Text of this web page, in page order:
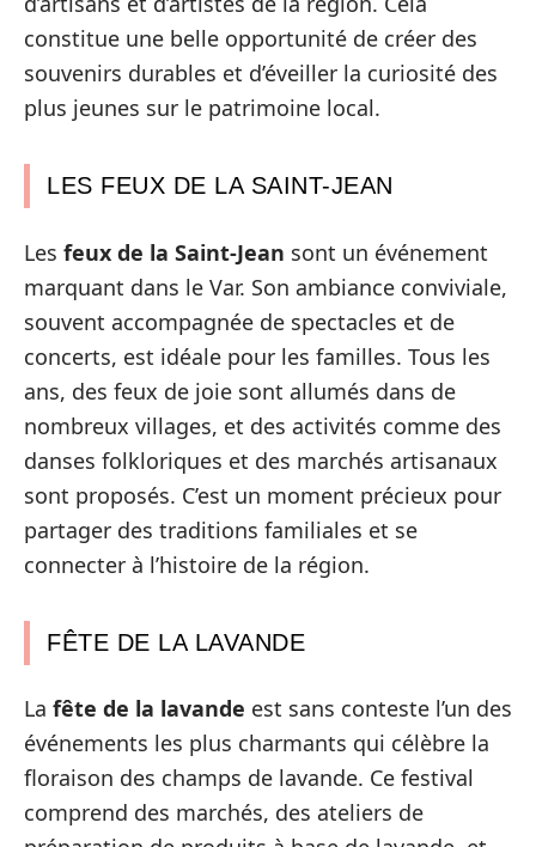
constitue une belle opportunité de créer des
souvenirs durables et d’éveiller la curiosité des
plus jeunes sur le patrimoine local.
LES FEUX DE LA SAINT-JEAN
Les feux de la Saint-Jean sont un événement
marquant dans le Var. Son ambiance conviviale,
souvent accompagnée de spectacles et de
concerts, est idéale pour les familles. Tous les
ans, des feux de joie sont allumés dans de
nombreux villages, et des activités comme des
danses folkloriques et des marchés artisanaux
sont proposés. C’est un moment précieux pour
partager des traditions familiales et se
connecter à l’histoire de la région.
FÊTE DE LA LAVANDE
La fête de la lavande est sans conteste l’un des
événements les plus charmants qui célèbre la
floraison des champs de lavande. Ce festival
comprend des marchés, des ateliers de